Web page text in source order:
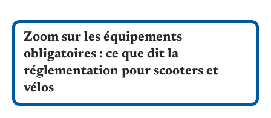
Zoom sur les équipements
obligatoires : ce que dit la
réglementation pour scooters et
vélos